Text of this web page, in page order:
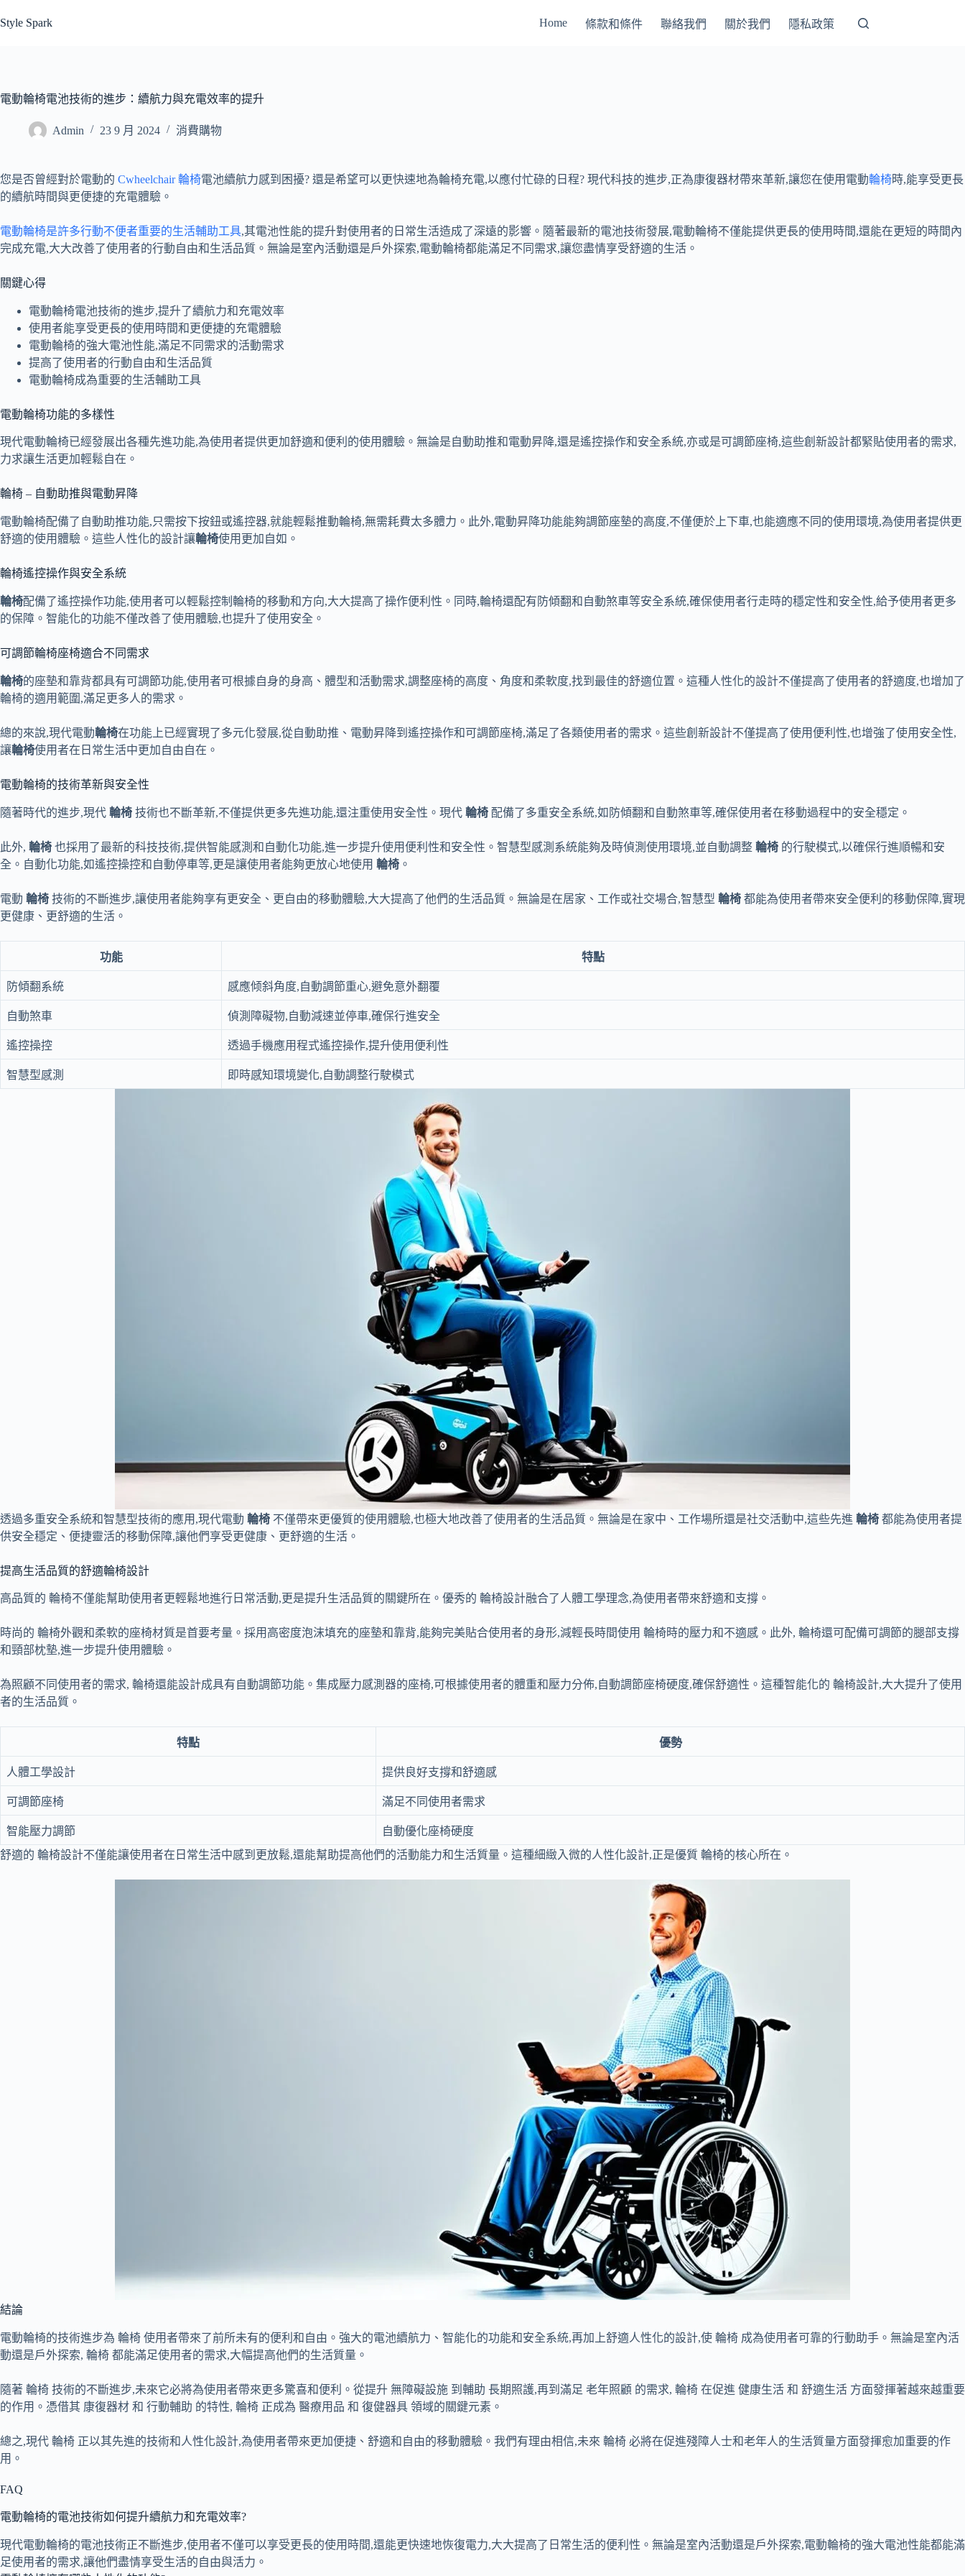
至
容
Style Spark Home 條款和條件 聯絡我們 關於我們 隱私政策
電動輪椅電池技術的進步：續航力與充電效率的提升
Admin 23 9 月 2024 消費購物
您是否曾經對於電動的 Cwheelchair 輪椅電池續航力感到困擾? 還是希望可以更快速地為輪椅充電,以應付忙碌的日程? 現代科技的進步,正為康復器材帶來革新,讓您在使用電動輪椅時,能享受更長
的續航時間與更便捷的充電體驗。
電動輪椅是許多行動不便者重要的生活輔助工具,其電池性能的提升對使用者的日常生活造成了深遠的影響。隨著最新的電池技術發展,電動輪椅不僅能提供更長的使用時間,還能在更短的時間內
完成充電,大大改善了使用者的行動自由和生活品質。無論是室內活動還是戶外探索,電動輪椅都能滿足不同需求,讓您盡情享受舒適的生活。
關鍵心得
電動輪椅電池技術的進步,提升了續航力和充電效率
使用者能享受更長的使用時間和更便捷的充電體驗
電動輪椅的強大電池性能,滿足不同需求的活動需求
提高了使用者的行動自由和生活品質
電動輪椅成為重要的生活輔助工具
電動輪椅功能的多樣性
現代電動輪椅已經發展出各種先進功能,為使用者提供更加舒適和便利的使用體驗。無論是自動助推和電動昇降,還是遙控操作和安全系統,亦或是可調節座椅,這些創新設計都緊貼使用者的需求,
力求讓生活更加輕鬆自在。
輪椅 – 自動助推與電動昇降
電動輪椅配備了自動助推功能,只需按下按鈕或遙控器,就能輕鬆推動輪椅,無需耗費太多體力。此外,電動昇降功能能夠調節座墊的高度,不僅便於上下車,也能適應不同的使用環境,為使用者提供更
舒適的使用體驗。這些人性化的設計讓輪椅使用更加自如。
輪椅遙控操作與安全系統
輪椅配備了遙控操作功能,使用者可以輕鬆控制輪椅的移動和方向,大大提高了操作便利性。同時,輪椅還配有防傾翻和自動煞車等安全系統,確保使用者行走時的穩定性和安全性,給予使用者更多
的保障。智能化的功能不僅改善了使用體驗,也提升了使用安全。
可調節輪椅座椅適合不同需求
輪椅的座墊和靠背都具有可調節功能,使用者可根據自身的身高、體型和活動需求,調整座椅的高度、角度和柔軟度,找到最佳的舒適位置。這種人性化的設計不僅提高了使用者的舒適度,也增加了
輪椅的適用範圍,滿足更多人的需求。
總的來說,現代電動輪椅在功能上已經實現了多元化發展,從自動助推、電動昇降到遙控操作和可調節座椅,滿足了各類使用者的需求。這些創新設計不僅提高了使用便利性,也增強了使用安全性,
讓輪椅使用者在日常生活中更加自由自在。
電動輪椅的技術革新與安全性
隨著時代的進步,現代 輪椅 技術也不斷革新,不僅提供更多先進功能,還注重使用安全性。現代 輪椅 配備了多重安全系統,如防傾翻和自動煞車等,確保使用者在移動過程中的安全穩定。
此外, 輪椅 也採用了最新的科技技術,提供智能感測和自動化功能,進一步提升使用便利性和安全性。智慧型感測系統能夠及時偵測使用環境,並自動調整 輪椅 的行駛模式,以確保行進順暢和安
全。自動化功能,如遙控操控和自動停車等,更是讓使用者能夠更放心地使用 輪椅 。
電動 輪椅 技術的不斷進步,讓使用者能夠享有更安全、更自由的移動體驗,大大提高了他們的生活品質。無論是在居家、工作或社交場合,智慧型 輪椅 都能為使用者帶來安全便利的移動保障,實現
更健康、更舒適的生活。
功能 特點
防傾翻系統 感應倾斜角度,自動調節重心,避免意外翻覆
自動煞車 偵測障礙物,自動減速並停車,確保行進安全
遙控操控 透過手機應用程式遙控操作,提升使用便利性
智慧型感測 即時感知環境變化,自動調整行駛模式
透過多重安全系統和智慧型技術的應用,現代電動 輪椅 不僅帶來更優質的使用體驗,也極大地改善了使用者的生活品質。無論是在家中、工作場所還是社交活動中,這些先進 輪椅 都能為使用者提
供安全穩定、便捷靈活的移動保障,讓他們享受更健康、更舒適的生活。
提高生活品質的舒適輪椅設計
高品質的 輪椅不僅能幫助使用者更輕鬆地進行日常活動,更是提升生活品質的關鍵所在。優秀的 輪椅設計融合了人體工學理念,為使用者帶來舒適和支撐。
時尚的 輪椅外觀和柔軟的座椅材質是首要考量。採用高密度泡沫填充的座墊和靠背,能夠完美貼合使用者的身形,減輕長時間使用 輪椅時的壓力和不適感。此外, 輪椅還可配備可調節的腿部支撐
和頸部枕墊,進一步提升使用體驗。
為照顧不同使用者的需求, 輪椅還能設計成具有自動調節功能。集成壓力感測器的座椅,可根據使用者的體重和壓力分佈,自動調節座椅硬度,確保舒適性。這種智能化的 輪椅設計,大大提升了使用
者的生活品質。
特點 優勢
人體工學設計 提供良好支撐和舒適感
可調節座椅 滿足不同使用者需求
智能壓力調節
自動優化座椅硬度
舒適的 輪椅設計不僅能讓使用者在日常生活中感到更放鬆,還能幫助提高他們的活動能力和生活質量。這種細緻入微的人性化設計,正是優質 輪椅的核心所在。
結論
電動輪椅的技術進步為 輪椅 使用者帶來了前所未有的便利和自由。強大的電池續航力、智能化的功能和安全系統,再加上舒適人性化的設計,使 輪椅 成為使用者可靠的行動助手。無論是室內活
動還是戶外探索, 輪椅 都能滿足使用者的需求,大幅提高他們的生活質量。
隨著 輪椅 技術的不斷進步,未來它必將為使用者帶來更多驚喜和便利。從提升 無障礙設施 到輔助 長期照護,再到滿足 老年照顧 的需求, 輪椅 在促進 健康生活 和 舒適生活 方面發揮著越來越重要
的作用。憑借其 康復器材 和 行動輔助 的特性, 輪椅 正成為 醫療用品 和 復健器具 領域的關鍵元素。
總之,現代 輪椅 正以其先進的技術和人性化設計,為使用者帶來更加便捷、舒適和自由的移動體驗。我們有理由相信,未來 輪椅 必將在促進殘障人士和老年人的生活質量方面發揮愈加重要的作
用。
FAQ
電動輪椅的電池技術如何提升續航力和充電效率?
現代電動輪椅的電池技術正不斷進步,使用者不僅可以享受更長的使用時間,還能更快速地恢復電力,大大提高了日常生活的便利性。無論是室內活動還是戶外探索,電動輪椅的強大電池性能都能滿
足使用者的需求,讓他們盡情享受生活的自由與活力。